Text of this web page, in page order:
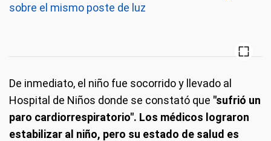
sobre el mismo poste de luz
De inmediato, el niño fue socorrido y llevado al
Hospital de Niños donde se constató que "sufrió un
paro cardiorrespiratorio". Los médicos lograron
estabilizar al niño, pero su estado de salud es